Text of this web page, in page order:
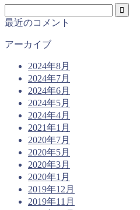
最近のコメント
アーカイブ
2024年8月
2024年7月
2024年6月
2024年5月
2024年4月
2021年1月
2020年7月
2020年5月
2020年3月
2020年1月
2019年12月
2019年11月